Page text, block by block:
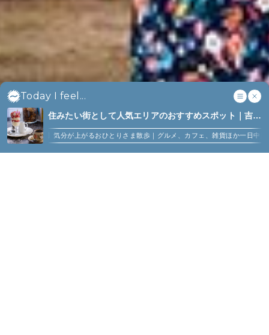
Today I feel...
住みたい街として人気エリアのおすすめスポット｜吉祥
寺、西荻窪、代々木上原、下北沢ほか (6)
【吉祥寺】気分が上がるおひとりさま散歩｜グルメ、カフェ、雑貨ほか一日中楽